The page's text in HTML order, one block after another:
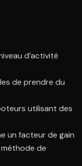
d’activité
de prendre du
utilisant des
un facteur de gain
de